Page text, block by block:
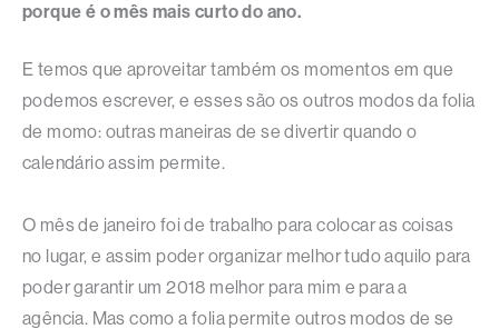
porque é o mês mais curto do ano.
E temos que aproveitar também os momentos em que
podemos escrever, e esses são os outros modos da folia
de momo: outras maneiras de se divertir quando o
calendário assim permite.
O mês de janeiro foi de trabalho para colocar as coisas
no lugar, e assim poder organizar melhor tudo aquilo para
poder garantir um 2018 melhor para mim e para a
agência. Mas como a folia permite outros modos de se